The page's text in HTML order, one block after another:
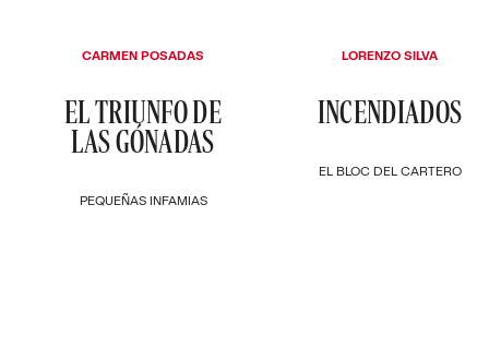
PEQUEÑAS INFAMIAS
EL TRIUNFO DE
LAS GÓNADAS
CARMEN POSADAS
EL BLOC DEL CARTERO
INCENDIADOS
LORENZO SILVA